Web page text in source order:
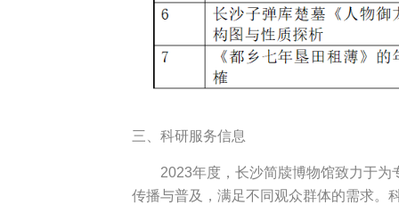
三、科研服务信息
2023年度，长沙简牍博物馆致力于
传播与普及，满足不同观众群体的需求。